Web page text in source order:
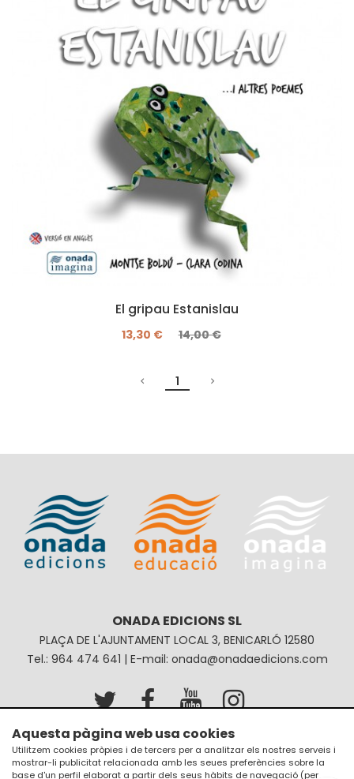
El gripau Estanislau
13,30 € 14,00 €
1
ONADA EDICIONS SL
PLAÇA DE L'AJUNTAMENT LOCAL 3, BENICARLÓ 12580
Tel.: 964 474 641 | E-mail: onada@onadaedicions.com
Avís legal
Política de privacitat
Política de galetes
Condicions de compra
Aquesta pàgina web usa cookies
Utilitzem cookies pròpies i de tercers per a analitzar els nostres serveis i
mostrar-li publicitat relacionada amb les seues preferències sobre la
base d'un perfil elaborat a partir dels seus hàbits de navegació (per